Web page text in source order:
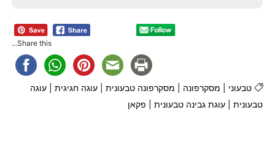
Share this...
טבעוני מסקרפונה מסקרפונה טבעונית| עוגה חגיגית| עוגה
טבעונית| עוגת גבינה טבעונית| פקאן